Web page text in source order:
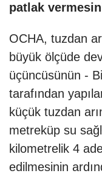
patlak
OCHA, tuzdan
büyük ölçüde
üçüncüsünün -
tarafından
küçük tuzdan
metreküp su
kilometrelik 4
edilmesinin